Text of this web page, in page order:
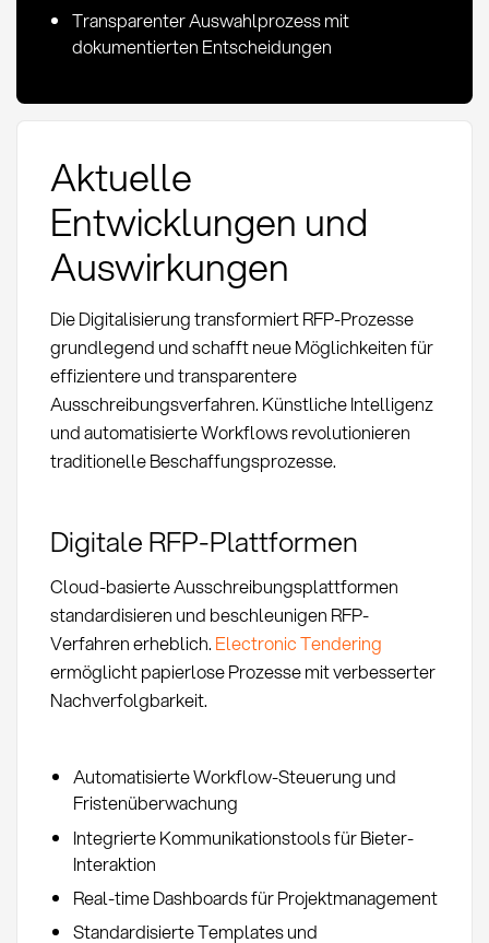
Transparenter Auswahlprozess mit
dokumentierten Entscheidungen
Aktuelle
Entwicklungen und
Auswirkungen
Die Digitalisierung transformiert RFP-Prozesse
grundlegend und schafft neue Möglichkeiten für
effizientere und transparentere
Ausschreibungsverfahren. Künstliche Intelligenz
und automatisierte Workflows revolutionieren
traditionelle Beschaffungsprozesse.
Digitale RFP-Plattformen
Cloud-basierte Ausschreibungsplattformen
standardisieren und beschleunigen RFP-
Verfahren erheblich. Electronic Tendering
ermöglicht papierlose Prozesse mit verbesserter
Nachverfolgbarkeit.
Automatisierte Workflow-Steuerung und
Fristenüberwachung
Integrierte Kommunikationstools für Bieter-
Interaktion
Real-time Dashboards für Projektmanagement
Standardisierte Templates und